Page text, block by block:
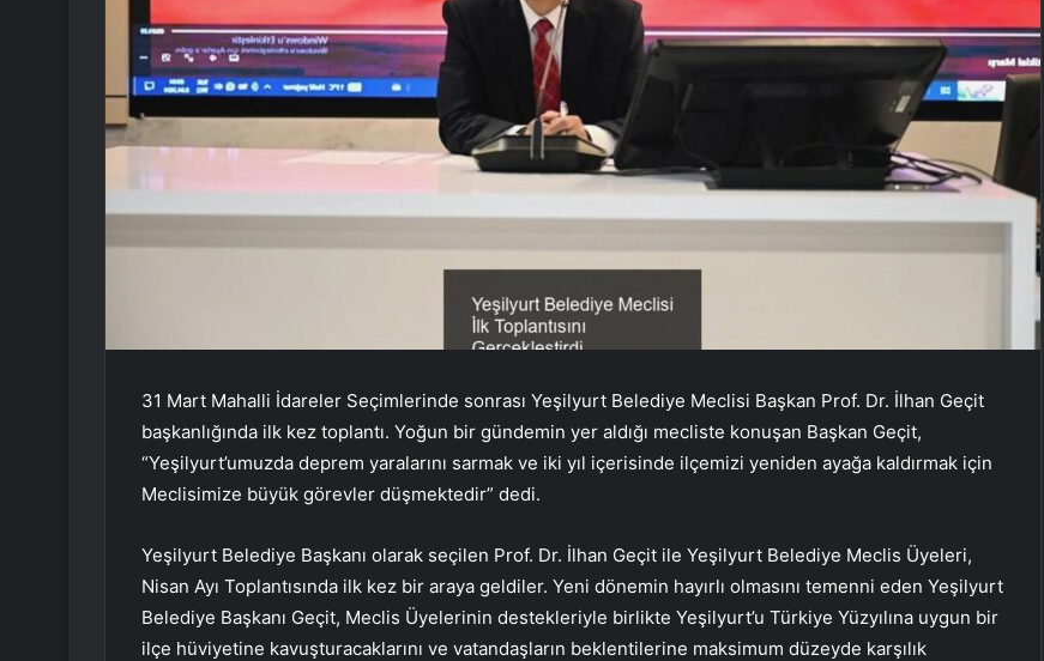
31 Mart Mahalli İdareler Seçimlerinde sonrası Yeşilyurt Belediye Meclisi Başkan Prof. Dr. İlhan Geçit
başkanlığında ilk kez toplantı. Yoğun bir gündemin yer aldığı mecliste konuşan Başkan Geçit,
“Yeşilyurt’umuzda deprem yaralarını sarmak ve iki yıl içerisinde ilçemizi yeniden ayağa kaldırmak için
Meclisimize büyük görevler düşmektedir” dedi.
Yeşilyurt Belediye Başkanı olarak seçilen Prof. Dr. İlhan Geçit ile Yeşilyurt Belediye Meclis Üyeleri,
Nisan Ayı Toplantısında ilk kez bir araya geldiler. Yeni dönemin hayırlı olmasını temenni eden Yeşilyurt
Belediye Başkanı Geçit, Meclis Üyelerinin destekleriyle birlikte Yeşilyurt’u Türkiye Yüzyılına uygun bir
ilçe hüviyetine kavuşturacaklarını ve vatandaşların beklentilerine maksimum düzeyde karşılık